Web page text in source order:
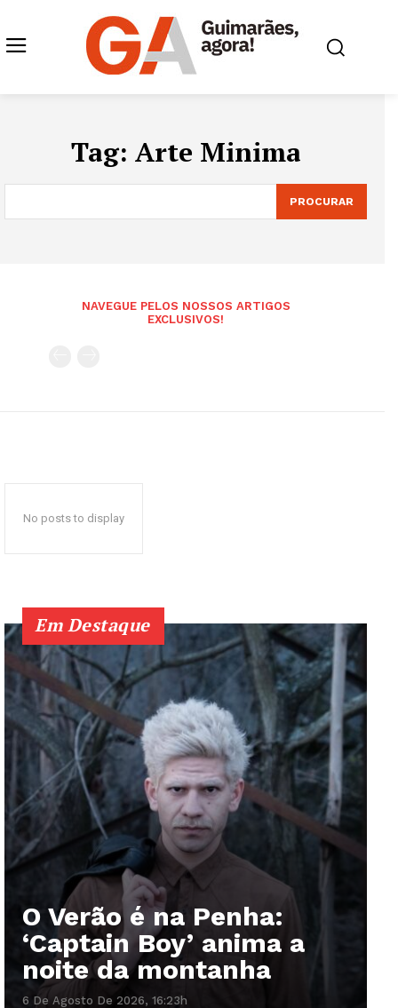
Tag: Arte Minima
PROCURAR
NAVEGUE PELOS NOSSOS ARTIGOS
EXCLUSIVOS!
No posts to display
Em Destaque
O Verão é na Penha:
‘Captain Boy’ anima a
noite da montanha
6 De Agosto De 2026, 16:23h